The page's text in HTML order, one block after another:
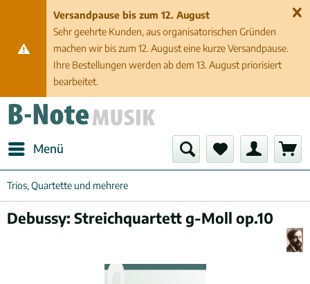
Versandpause bis zum 12. August
Sehr geehrte Kunden, aus organisatorischen Gründen
machen wir bis zum 12. August eine kurze Versandpause.
Ihre Bestellungen werden ab dem 13. August priorisiert
bearbeitet.
Menü
Trios, Quartette und mehrere
Debussy: Streichquartett g-Moll op.10